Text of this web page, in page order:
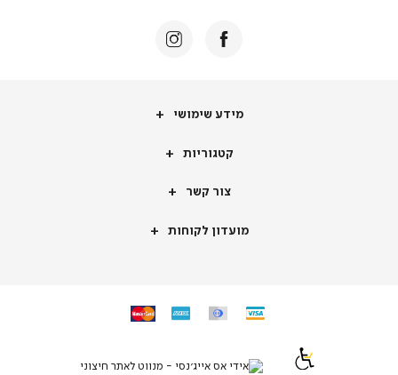
מידע
מידע שימושי
קטגוריותקטגוריות
צור
צור קשר
מועדון
מועדון לקוחות